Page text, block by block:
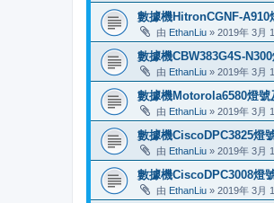
數據機HitronCGNF-A910
由 EthanLiu » 2019年 3月
數據機CBW383G4S-
由 EthanLiu » 2019年 3月
數據機Motorola6580燈號
由 EthanLiu » 2019年 3月
數據機CiscoDPC3825燈
由 EthanLiu » 2019年 3月
數據機CiscoDPC3008燈
由 EthanLiu » 2019年 3月